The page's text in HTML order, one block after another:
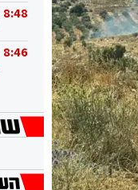
8:48
8:46